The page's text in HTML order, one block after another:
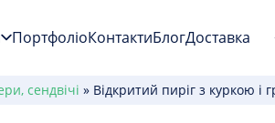
ПортфоліоКонтактиБлогДоставка
сендвічі » Відкритий пиріг з куркою і